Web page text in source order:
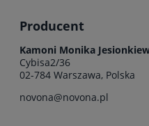
Producent
Kamoni Monika
Cybisa2/36
02-784 Warszawa, Polska
novona@novona.pl